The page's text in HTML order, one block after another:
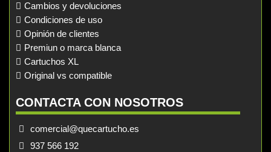
Cambios y devoluciones
Condiciones de uso
Opinión de clientes
Premiun o marca blanca
Cartuchos XL
Original vs compatible
CONTACTA CON NOSOTROS
comercial@quecartucho.es
937 566 192